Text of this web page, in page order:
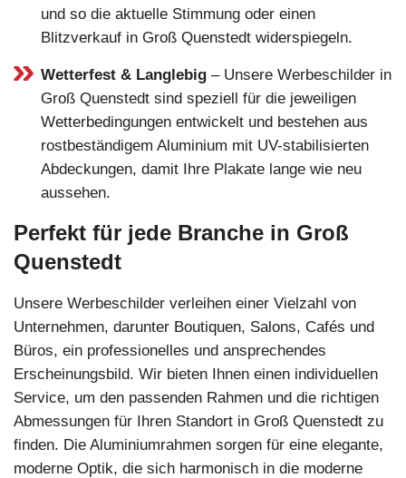
und so die aktuelle Stimmung oder einen
Blitzverkauf in Groß Quenstedt widerspiegeln.
Wetterfest & Langlebig – Unsere Werbeschilder in
Groß Quenstedt sind speziell für die jeweiligen
Wetterbedingungen entwickelt und bestehen aus
rostbeständigem Aluminium mit UV-stabilisierten
Abdeckungen, damit Ihre Plakate lange wie neu
aussehen.
Perfekt für jede Branche in Groß
Quenstedt
Unsere Werbeschilder verleihen einer Vielzahl von
Unternehmen, darunter Boutiquen, Salons, Cafés und
Büros, ein professionelles und ansprechendes
Erscheinungsbild. Wir bieten Ihnen einen individuellen
Service, um den passenden Rahmen und die richtigen
Abmessungen für Ihren Standort in Groß Quenstedt zu
finden. Die Aluminiumrahmen sorgen für eine elegante,
moderne Optik, die sich harmonisch in die moderne